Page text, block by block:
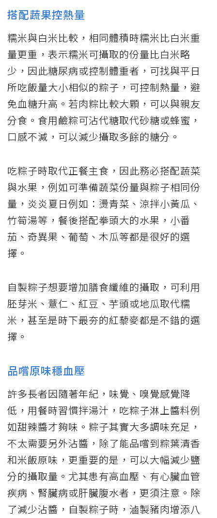
搭配蔬果控熱量
糯米與白米比較，相同體積時糯米比白米重
量更重，表示糯米可攝取的份量比白米略
少，因此糖尿病或控制體重者，可找與平日
所吃飯量大小相似的粽子，可控制熱量，避
免血糖升高。若肉粽比較大顆，可以與親友
分食。食用鹼粽可沾代糖取代砂糖或蜂蜜，
口感不減，可以減少攝取多餘的糖分。
吃粽子時取代正餐主食，因此務必搭配蔬菜
與水果，例如可準備蔬菜份量與粽子相同份
量，炎炎夏日例如：燙青菜、涼拌小黃瓜、
竹筍湯等，餐後搭配拳頭大的水果，小番
茄、奇異果、葡萄、木瓜等都是很好的選
擇。
自製粽子想要增加膳食纖維的攝取，可利用
胚芽米、薏仁、紅豆、芋頭或地瓜取代糯
米，甚至是時下最夯的紅藜麥都是不錯的選
擇。
品嚐原味穩血壓
許多長者因隨著年紀，味覺、嗅覺感覺降
低，用餐時習慣拌湯汁，吃粽子淋上醬料例
如甜辣醬才夠味。粽子其實大多調味充足，
不太需要另外沾醬，除了能品嚐到粽葉清香
和米飯原味，更重要的是，可以大幅減少鹽
分的攝取量。尤其患有高血壓、有心臟血管
疾病、腎臟病或肝臟腹水者，更須注意。除
了減少沾醬，自製粽子時，滷製豬肉增添八